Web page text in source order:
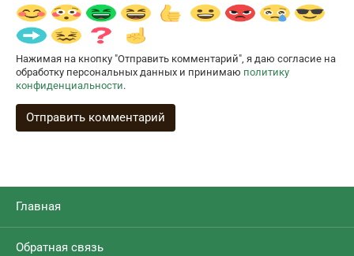
Нажимая на кнопку "Отправить комментарий", я даю согласие на
обработку персональных данных и принимаю политику
конфиденциальности.
Главная
Обратная связь